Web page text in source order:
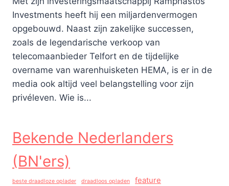
Investments heeft hij een miljardenvermogen
opgebouwd. Naast zijn zakelijke successen,
zoals de legendarische verkoop van
telecomaanbieder Telfort en de tijdelijke
overname van warenhuisketen HEMA, is er in de
media ook altijd veel belangstelling voor zijn
privéleven. Wie is...
Bekende Nederlanders
(BN'ers)
beste draadloze oplader draadloos opladen feature